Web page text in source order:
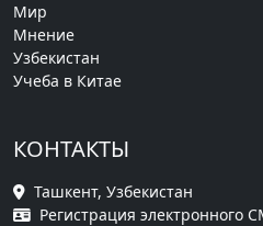
Мир
Мнение
Узбекистан
Учеба в Китае
КОНТАКТЫ
Ташкент, Узбекистан
Регистрация электронного